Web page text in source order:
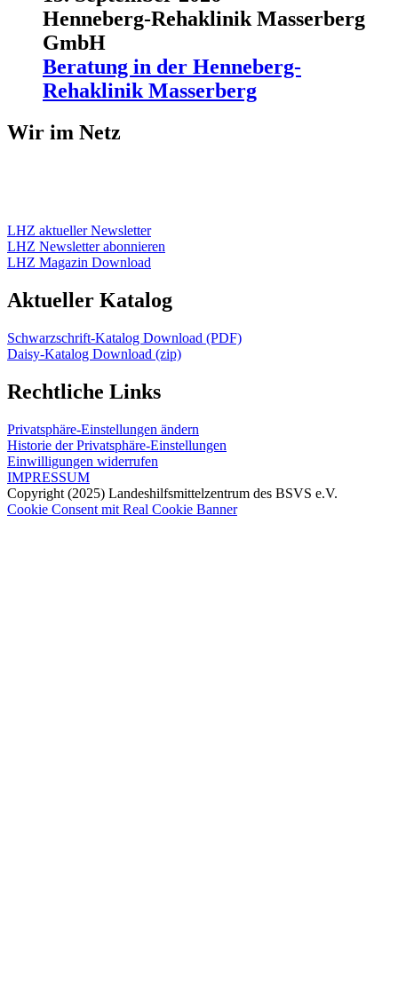
Henneberg-Rehaklinik Masserberg
GmbH
Beratung in der Henneberg-
Rehaklinik Masserberg
Wir im Netz
LHZ aktueller Newsletter
LHZ Newsletter abonnieren
LHZ Magazin Download
Aktueller Katalog
Schwarzschrift-Katalog Download (PDF)
Daisy-Katalog Download (zip)
Rechtliche Links
Privatsphäre-Einstellungen ändern
Historie der Privatsphäre-Einstellungen
Einwilligungen widerrufen
IMPRESSUM
Copyright (2025) Landeshilfsmittelzentrum des BSVS e.V.
Cookie Consent mit Real Cookie Banner